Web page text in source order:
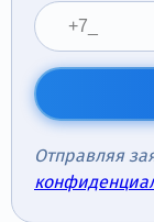
Отправляя